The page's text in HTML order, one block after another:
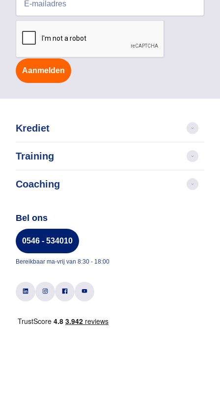
Aanmelden
Krediet
Training
Coaching
Bel ons
0546 - 534010
Bereikbaar ma-vrij van 8:30 - 18:00